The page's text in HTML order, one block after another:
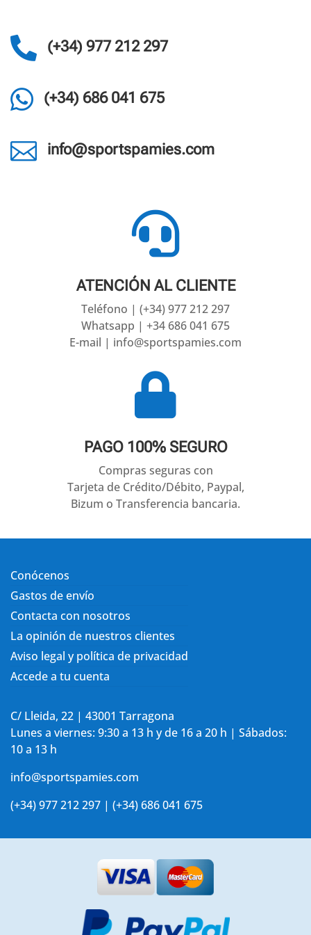
 (+34) 977 212 297
 (+34) 686 041 675
 info@sportspamies.com

ATENCIÓN AL CLIENTE
Teléfono | (+34) 977 212 297
Whatsapp | +34 686 041 675
E-mail | info@sportspamies.com

PAGO 100% SEGURO
Compras seguras con
Tarjeta de Crédito/Débito, Paypal,
Bizum o Transferencia bancaria.
Conócenos
Gastos de envío
Contacta con nosotros
La opinión de nuestros clientes
Aviso legal y política de privacidad
Accede a tu cuenta
C/ Lleida, 22 | 43001 Tarragona
Lunes a viernes: 9:30 a 13 h y de 16 a 20 h | Sábados:
10 a 13 h
info@sportspamies.com
(+34) 977 212 297 | (+34) 686 041 675